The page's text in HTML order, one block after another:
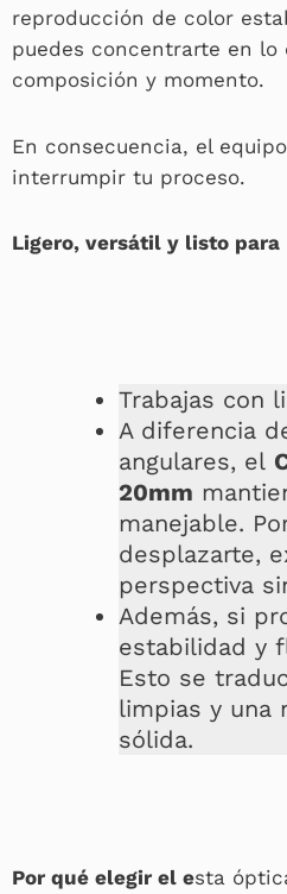
reproducción de color
puedes concentrarte en lo
composición y momento.
En consecuencia, el
interrumpir tu proceso.
Ligero, versátil y listo para
Trabajas con
A diferencia
angulares, el
20mm
manejable.
desplazarte,
perspectiva
Además, si
estabilidad y
Esto se
limpias y una
sólida.
Por qué elegir el esta